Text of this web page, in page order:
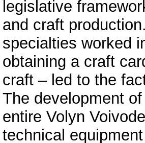
legislative
and craft
specialties worked
obtaining a craft
craft – led to the
The development
entire Volyn
technical